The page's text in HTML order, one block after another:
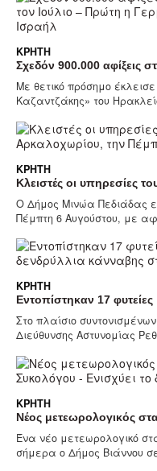
ΚΡΉΤΗ
Σχεδόν 900.000 αφίξεις
Με θετικό πρόσημο
Καζαντζάκης» του
ΚΡΉΤΗ
Κλειστές οι υπηρεσίες
Ο Δήμος Μινώα Πεδιάδας
Πέμπτη 6 Αυγούστου, με
ΚΡΉΤΗ
Εντοπίστηκαν 17
Στο πλαίσιο
Διεύθυνσης Αστυνομίας
ΚΡΉΤΗ
Νέος μετεωρολογικός
Ένα νέο μετεωρολογικό
σήμερα ο Δήμος Βιάννου